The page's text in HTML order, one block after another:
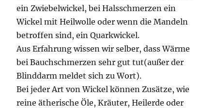
ein Zwiebelwickel, bei Halsschmerzen ein
Wickel mit Heilwolle oder wenn die Mandeln
betroffen sind, ein Quarkwickel.
Aus Erfahrung wissen wir selber, dass Wärme
bei Bauchschmerzen sehr gut tut(außer der
Blinddarm meldet sich zu Wort).
Bei jeder Art von Wickel können Zusätze, wie
reine ätherische Öle, Kräuter, Heilerde oder